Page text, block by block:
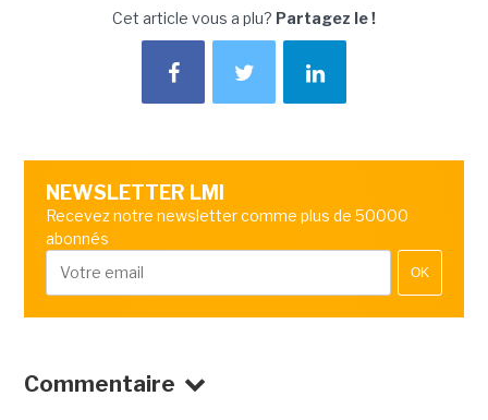
Cet article vous a plu? Partagez le !
NEWSLETTER LMI
Recevez notre newsletter comme plus de 50000
abonnés
OK
Commentaire